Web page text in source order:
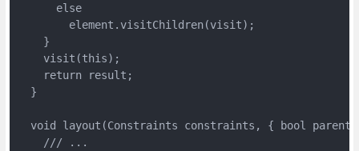
      else
        element.visitChildren(visit);
    }
    visit(this);
    return result;
  }
void layout(Constraints constraints, { bool
    /// ...